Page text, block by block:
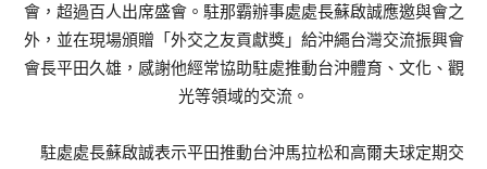
會，超過百人出席盛會。駐那霸辦事處處長蘇啟誠應邀與會之
外，並在現場頒贈「外交之友貢獻獎」給沖繩台灣交流振興會
會長平田久雄，感謝他經常協助駐處推動台沖體育、文化、觀
光等領域的交流。
駐處處長蘇啟誠表示平田推動台沖馬拉松和高爾夫球定期交